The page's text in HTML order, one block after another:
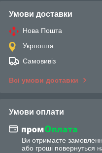
Умови доставки
Нова Пошта
Укрпошта
Самовивіз
Всі умови доставки
Умови оплати
Ви отримаєте
або гроші повернуться